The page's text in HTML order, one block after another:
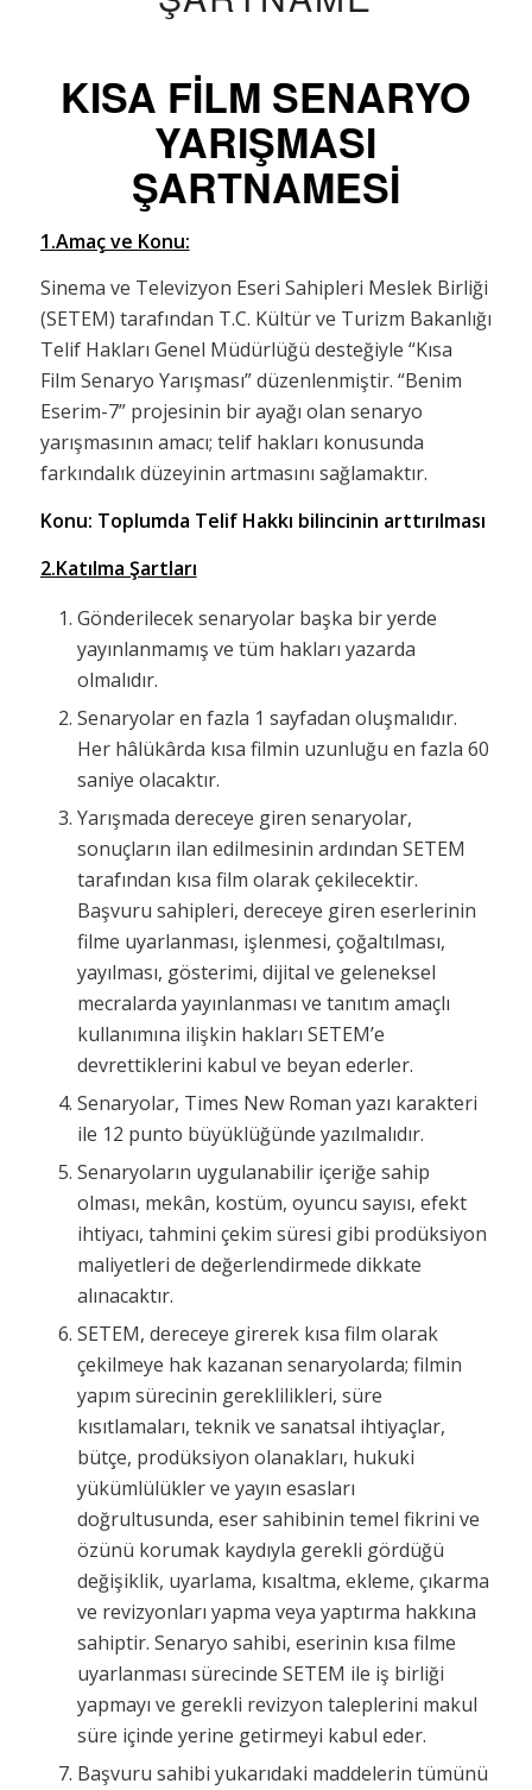
KISA FİLM SENARYO
YARIŞMASI
ŞARTNAMESİ
1.Amaç ve Konu:
Sinema ve Televizyon Eseri Sahipleri Meslek Birliği
(SETEM) tarafından T.C. Kültür ve Turizm Bakanlığı
Telif Hakları Genel Müdürlüğü desteğiyle “Kısa
Film Senaryo Yarışması” düzenlenmiştir. “Benim
Eserim-7” projesinin bir ayağı olan senaryo
yarışmasının amacı; telif hakları konusunda
farkındalık düzeyinin artmasını sağlamaktır.
Konu: Toplumda Telif Hakkı bilincinin arttırılması
2.Katılma Şartları
Gönderilecek senaryolar başka bir yerde
yayınlanmamış ve tüm hakları yazarda
olmalıdır.
Senaryolar en fazla 1 sayfadan oluşmalıdır.
Her hâlükârda kısa filmin uzunluğu en fazla 60
saniye olacaktır.
Yarışmada dereceye giren senaryolar,
sonuçların ilan edilmesinin ardından SETEM
tarafından kısa film olarak çekilecektir.
Başvuru sahipleri, dereceye giren eserlerinin
filme uyarlanması, işlenmesi, çoğaltılması,
yayılması, gösterimi, dijital ve geleneksel
mecralarda yayınlanması ve tanıtım amaçlı
kullanımına ilişkin hakları SETEM’e
devrettiklerini kabul ve beyan ederler.
Senaryolar, Times New Roman yazı karakteri
ile 12 punto büyüklüğünde yazılmalıdır.
Senaryoların uygulanabilir içeriğe sahip
olması, mekân, kostüm, oyuncu sayısı, efekt
ihtiyacı, tahmini çekim süresi gibi prodüksiyon
maliyetleri de değerlendirmede dikkate
alınacaktır.
SETEM, dereceye girerek kısa film olarak
çekilmeye hak kazanan senaryolarda; filmin
yapım sürecinin gereklilikleri, süre
kısıtlamaları, teknik ve sanatsal ihtiyaçlar,
bütçe, prodüksiyon olanakları, hukuki
yükümlülükler ve yayın esasları
doğrultusunda, eser sahibinin temel fikrini ve
özünü korumak kaydıyla gerekli gördüğü
değişiklik, uyarlama, kısaltma, ekleme, çıkarma
ve revizyonları yapma veya yaptırma hakkına
sahiptir. Senaryo sahibi, eserinin kısa filme
uyarlanması sürecinde SETEM ile iş birliği
yapmayı ve gerekli revizyon taleplerini makul
süre içinde yerine getirmeyi kabul eder.
Başvuru sahibi yukarıdaki maddelerin tümünü